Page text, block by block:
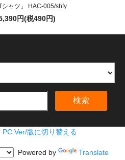
シャツ」 HAC-005/shfy
円(税490円)
検索
PC.Ver/版に切り替える
Powered by Translate